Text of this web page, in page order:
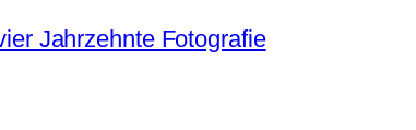
Jahrzehnte Fotografie